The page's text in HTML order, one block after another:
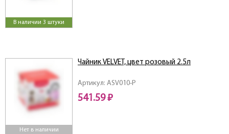
В наличии 3 штуки
Нет в наличии
Артикул: ASV010-P
Чайник VELVET, цвет розовый 2.5л
541.59 ₽